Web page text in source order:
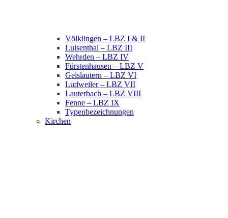
Völklingen – LBZ I & II
Luisenthal – LBZ III
Wehrden – LBZ IV
Fürstenhausen – LBZ V
Geislautern – LBZ VI
Ludweiler – LBZ VII
Lauterbach – LBZ VIII
Fenne – LBZ IX
Typenbezeichnungen
Kirchen